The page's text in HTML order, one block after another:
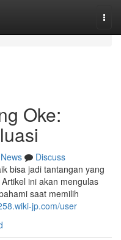
Oke:
News
Discuss
bisa jadi tantangan yang
ini akan mengulas
saat memilih
jp.com/user